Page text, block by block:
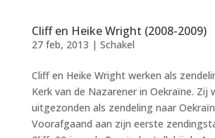
Cliff en Heike Wright (2008-2009)
27 feb, 2013 | Schakel
Cliff en Heike Wright werken als
Kerk van de Nazarener in Oekraïne. Zij
uitgezonden als zendeling naar
Voorafgaand aan zijn eerste